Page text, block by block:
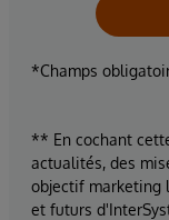
*Champs
** En cochant
actualités, des
objectif marketing
et futurs